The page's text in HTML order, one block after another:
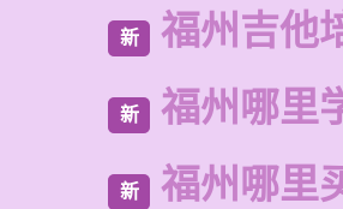
新 福州吉他
新 福州哪里
新 福州哪里